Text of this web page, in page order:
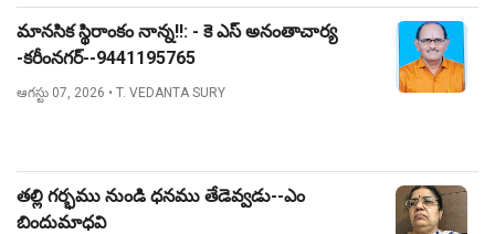
మానసిక స్థిరాంకం నాన్న!!: - కె ఎస్ అనంతాచార్య
-కరీంనగర్--9441195765
ఆగస్టు 07, 2026 • T. VEDANTA SURY
తల్లి గర్భము నుండి ధనము తేడెవ్వడు--ఎం
బిందుమాధవి